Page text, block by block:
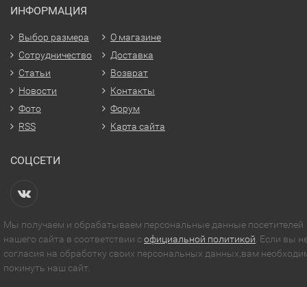
ИНФОРМАЦИЯ
Выбор размера
Сотрудничество
Статьи
Новости
Фото
RSS
О магазине
Доставка
Возврат
Контакты
Форум
Карта сайта
СОЦСЕТИ
Мы получаем и обрабатываем персональные данные посетителей
нашего сайта в соответствии софициальной политикой . Если вы
согласия на обработку своих персональных данных,вам
покинуть наш сайт.